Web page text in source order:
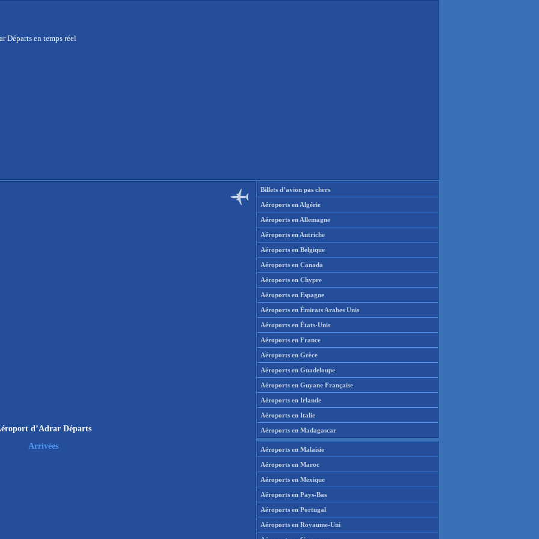
Départs en temps réel
d’Adrar Départs
Arrivées
Billets d’avion pas chers
Aéroports en Algérie
Aéroports en Allemagne
Aéroports en Autriche
Aéroports en Belgique
Aéroports en Canada
Aéroports en Chypre
Aéroports en Espagne
Aéroports en Émirats Arabes Unis
Aéroports en États-Unis
Aéroports en France
Aéroports en Grèce
Aéroports en Guadeloupe
Aéroports en Guyane Française
Aéroports en Irlande
Aéroports en Italie
Aéroports en Madagascar
Aéroports en Malaisie
Aéroports en Maroc
Aéroports en Mexique
Aéroports en Pays-Bas
Aéroports en Portugal
Aéroports en Royaume-Uni